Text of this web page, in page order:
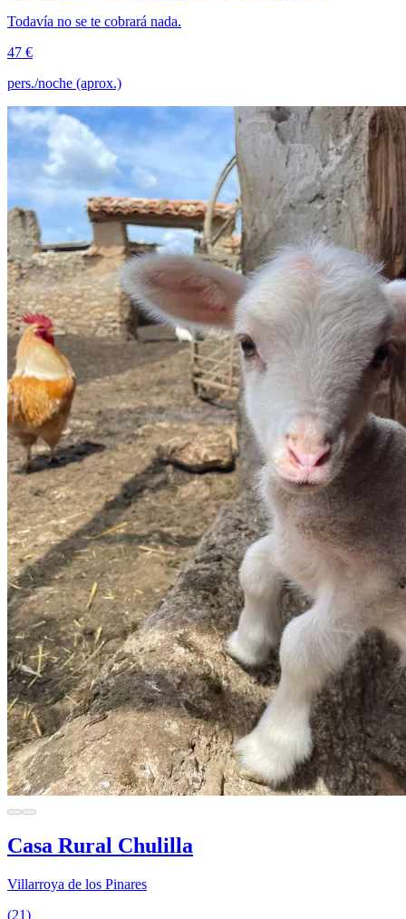
Todavía no se te cobrará nada.
47 €
pers./noche (aprox.)
Casa Rural Chulilla
Villarroya de los Pinares
(21)